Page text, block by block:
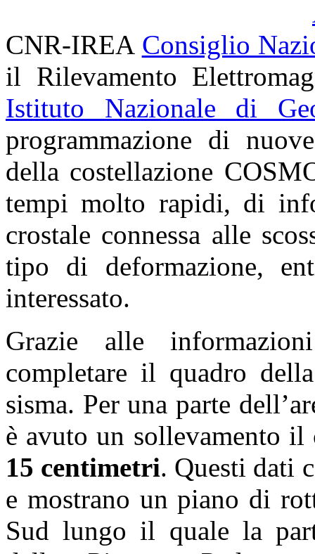
CNR-IREA Consiglio
il Rilevamento
Istituto Nazionale di
programmazione di
della costellazione
tempi molto rapidi, di
crostale connessa alle
tipo di deformazione,
interessato.
Grazie alle
completare il quadro
sisma. Per una parte
è avuto un sollevamento
15 centimetri. Questi dati
e mostrano un piano di
Sud lungo il quale la